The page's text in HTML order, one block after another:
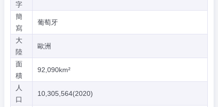
字
簡
寫
葡萄牙
大
陸
歐洲
面
積
92,090km²
人
口
10,305,564(2020)